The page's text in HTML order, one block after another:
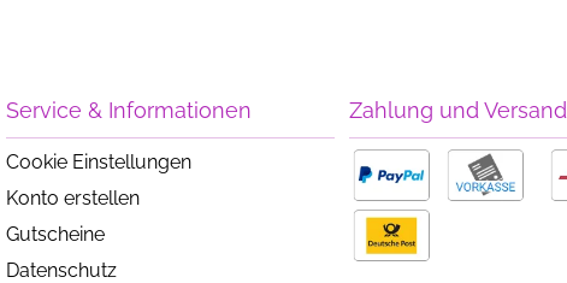
Service & Informationen
Cookie Einstellungen
Konto erstellen
Gutscheine
Datenschutz
Zahlung und Versand